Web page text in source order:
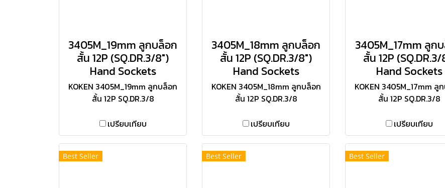
3405M_19mm ลูกบล็อก
สั้น 12P (SQ.DR.3/8")
Hand Sockets
KOKEN 3405M_19mm ลูกบล็อก
สั้น 12P SQ.DR.3/8
เปรียบเทียบ
3405M_18mm ลูกบล็อก
สั้น 12P (SQ.DR.3/8")
Hand Sockets
KOKEN 3405M_18mm ลูกบล็อก
สั้น 12P SQ.DR.3/8
เปรียบเทียบ
3405M_17mm ลูก
สั้น 12P
Hand Sockets
KOKEN 3405M_17mm ลู
สั้น 12P SQ.DR.3/8
เปรียบเทียบ
Best Seller Best Seller Best Seller